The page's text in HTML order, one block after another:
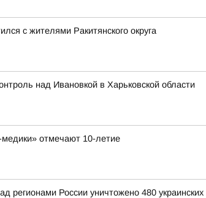
с жителями Ракитянского округа
над Ивановкой в Харьковской области
отмечают 10-летие
регионами России уничтожено 480 украинских